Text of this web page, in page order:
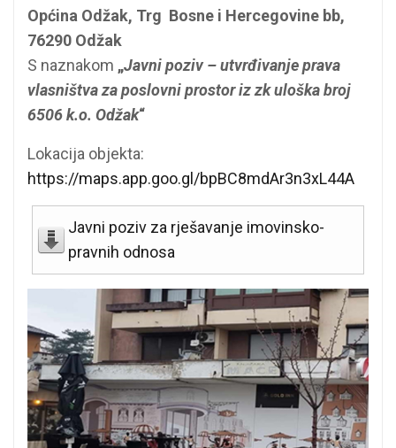
Općina Odžak, Trg Bosne i Hercegovine bb,
76290 Odžak
S naznakom „Javni poziv – utvrđivanje prava
vlasništva za poslovni prostor iz zk uloška broj
6506 k.o. Odžak“
Lokacija objekta:
https://maps.app.goo.gl/bpBC8mdAr3n3xL44A
Javni poziv za rješavanje imovinsko-
pravnih odnosa